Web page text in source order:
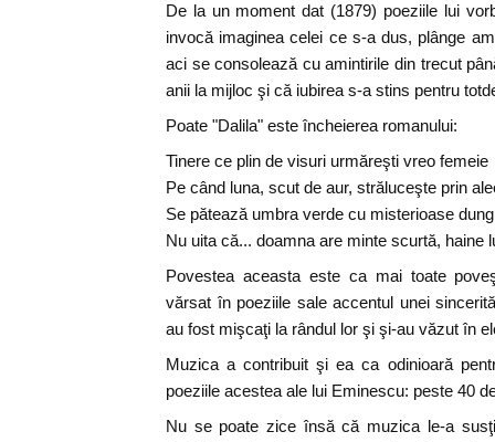
De la un moment dat (1879) poeziile lui
invocă imaginea celei ce s-a dus, plânge
aci se consolează cu amintirile din trecut
anii la mijloc şi că iubirea s-a stins pentru
Poate "Dalila" este încheierea romanului:
Tinere ce plin de visuri urmăreşti vreo femeie
Pe când luna, scut de aur, străluceşte prin
Se pătează umbra verde cu misterioase
Nu uita că... doamna are minte scurtă, haine
Povestea aceasta este ca mai toate
vărsat în poeziile sale accentul unei
au fost mişcaţi la rândul lor şi şi-au văzut în
Muzica a contribuit şi ea ca odinioară
poeziile acestea ale lui Eminescu: peste 40
Nu se poate zice însă că muzica le-a